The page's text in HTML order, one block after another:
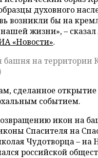
духовного
возникли бы на
жизни», –
«Новости».
башня на территории
сделанное
событием.
икон на
Спасителя на
Чудотворца – на
российской